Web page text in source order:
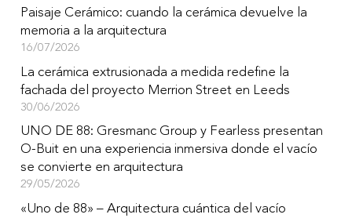
Paisaje Cerámico: cuando la cerámica devuelve la
memoria a la arquitectura
16/07/2026
La cerámica extrusionada a medida redefine la
fachada del proyecto Merrion Street en Leeds
30/06/2026
UNO DE 88: Gresmanc Group y Fearless presentan
O-Buit en una experiencia inmersiva donde el vacío
se convierte en arquitectura
29/05/2026
«Uno de 88» – Arquitectura cuántica del vacío